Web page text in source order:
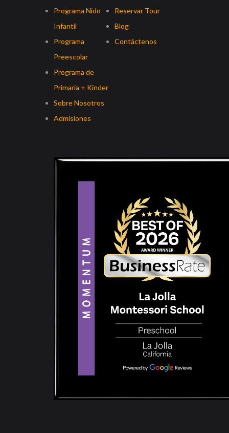
Programa Nido
Infantil
Programa
Preescolar
Programa de
Primaria + Kinder
Sobre Nosotros
Admisiones
Reservar Tour
Blog
Contáctenos